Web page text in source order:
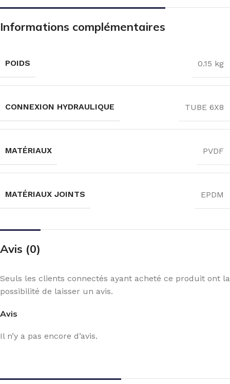
Informations complémentaires
POIDS 0.15 kg
CONNEXION HYDRAULIQUE TUBE 6X8
MATÉRIAUX PVDF
MATÉRIAUX JOINTS EPDM
Avis (0)
Avis
Il n’y a pas encore d’avis.
Seuls les clients connectés ayant acheté ce produit ont la
possibilité de laisser un avis.